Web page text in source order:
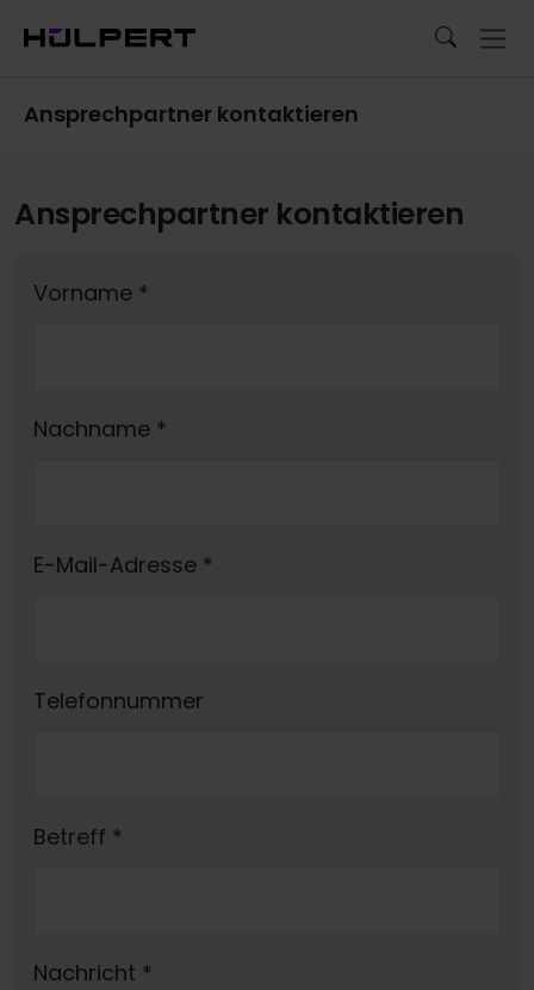
Ansprechpartner kontaktieren
Ansprechpartner kontaktieren
Vorname *
Nachname *
E-Mail-Adresse *
Telefonnummer
Betreff *
Nachricht *